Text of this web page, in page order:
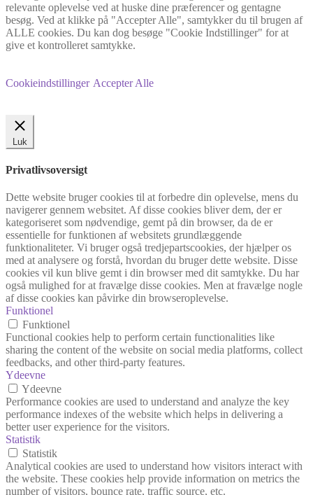
relevante oplevelse ved at huske dine præferencer og gentagne
besøg. Ved at klikke på "Accepter Alle", samtykker du til brugen af
ALLE cookies. Du kan dog besøge "Cookie Indstillinger" for at
give et kontrolleret samtykke.
Cookieindstillinger Accepter Alle
Luk
Privatlivsoversigt
Dette website bruger cookies til at forbedre din oplevelse, mens du
navigerer gennem websitet. Af disse cookies bliver dem, der er
kategoriseret som nødvendige, gemt på din browser, da de er
essentielle for funktionen af websitets grundlæggende
funktionaliteter. Vi bruger også tredjepartscookies, der hjælper os
med at analysere og forstå, hvordan du bruger dette website. Disse
cookies vil kun blive gemt i din browser med dit samtykke. Du har
også mulighed for at fravælge disse cookies. Men at fravælge nogle
af disse cookies kan påvirke din browseroplevelse.
Funktionel
Funktionel
Functional cookies help to perform certain functionalities like
sharing the content of the website on social media platforms, collect
feedbacks, and other third-party features.
Ydeevne
Ydeevne
Performance cookies are used to understand and analyze the key
performance indexes of the website which helps in delivering a
better user experience for the visitors.
Statistik
Statistik
Analytical cookies are used to understand how visitors interact with
the website. These cookies help provide information on metrics the
number of visitors, bounce rate, traffic source, etc.